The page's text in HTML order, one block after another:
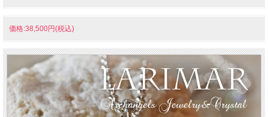
価格:38,500円(税込)